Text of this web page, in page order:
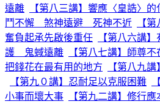
遠離
【第八三講】響應〈皇誥〉的
鬥不懈 煞神遠避 死神不近
【
奮負起承先啟後重任
【第八六講
護 鬼蜮遠離
【第八七講】師尊不
把錢花在最有用的地方
【第八九
【第九０講】忍耐足以克服困難
小事而壞大事
【第九二講】修行